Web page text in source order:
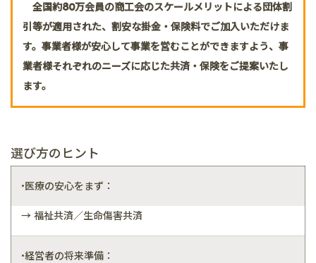
全国約80万会員の商工会のスケールメリットによる団体割
引等が適用された、割安な掛金・保険料でご加入いただけま
す。事業者様が安心して事業を営むことができますよう、事
業者様それぞれのニーズに応じた共済・保険をご提案いたし
ます。
選び方のヒント
•医療の安心をまず：
→ 福祉共済／生命傷害共済
•経営者の将来準備：